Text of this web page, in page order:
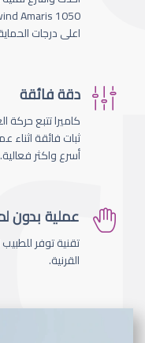
اعلى درجات
دقة فائقة
ثبات فائقة اثناء
أسرع واكثر فعالية.
عملية بدون
تقنية توفر
القرنية.